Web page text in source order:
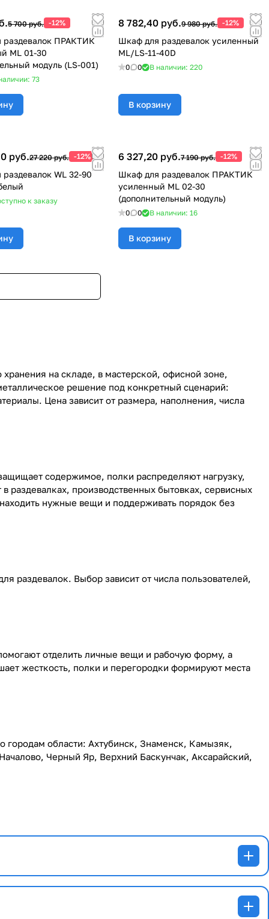
5 700 руб. -12%
раздевалок ПРАКТИК
ML 01-30
модуль (LS-001)
73
8 782,40 руб.9 980 руб. -12%
Шкаф для раздевалок усиленный
ML/LS-11-40D
0 0 В наличии: 220
В корзину
руб.27 220 руб. -12%
WL 32-90
к заказу
6 327,20 руб.7 190 руб. -12%
Шкаф для раздевалок ПРАКТИК
усиленный ML 02-30
(дополнительный модуль)
0 0 В наличии: 16
В корзину
на складе, в мастерской, офисной зоне,
решение под конкретный сценарий:
Цена зависит от размера, наполнения, числа
содержимое, полки распределяют нагрузку,
раздевалках, производственных бытовках, сервисных
нужные вещи и поддерживать порядок без
раздевалок. Выбор зависит от числа пользователей,
отделить личные вещи и рабочую форму, а
жесткость, полки и перегородки формируют места
городам области: Ахтубинск, Знаменск, Камызяк,
Черный Яр, Верхний Баскунчак, Аксарайский,